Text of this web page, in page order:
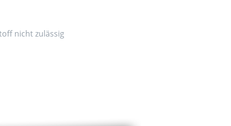
nicht zulässig